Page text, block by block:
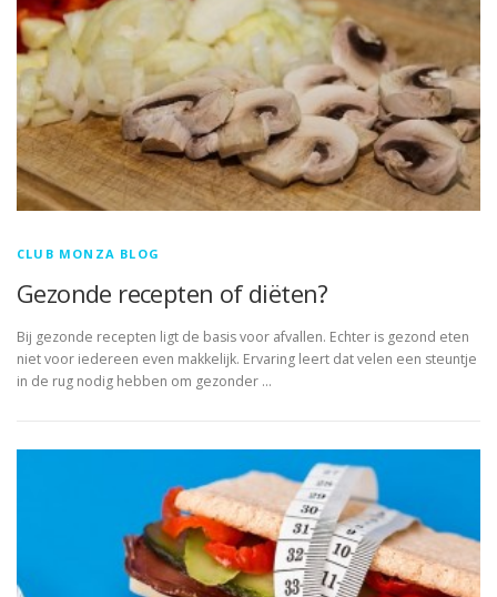
CLUB MONZA BLOG
Gezonde recepten of diëten?
Bij gezonde recepten ligt de basis voor afvallen. Echter is gezond eten
niet voor iedereen even makkelijk. Ervaring leert dat velen een steuntje
in de rug nodig hebben om gezonder …